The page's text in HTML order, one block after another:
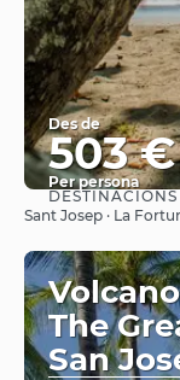
Des de
503 €
Per persona
DESTINACIONS
Sant Josep · La
The
San